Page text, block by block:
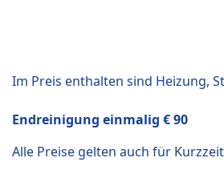
Im Preis enthalten sind Heizung,
Endreinigung einmalig € 90
Alle Preise gelten auch für